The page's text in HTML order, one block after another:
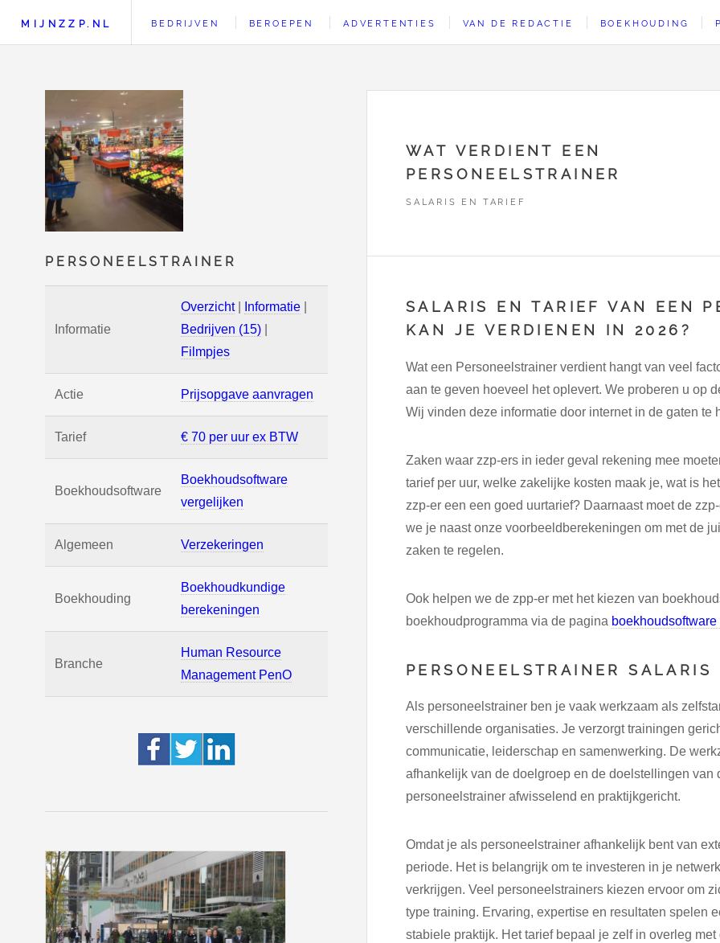
PERSONEELSTRAINER
Informatie
Overzicht| Informatie
Bedrijven (15)
Filmpjes
Actie Prijsopgave aanvragen
Tarief € 70 per uur ex BTW
Boekhoudsoftware
Boekhoudsoftware
vergelijken
Algemeen Verzekeringen
Boekhouding
Boekhoudkundige
berekeningen
Branche
Human Resource
Management PenO
MIJNZZP.NL BEDRIJVEN BEROEPEN ADVERTENTIES VAN DE REDACTIE BOEKHOUDING
WAT VERDIENT EEN
PERSONEELSTRAINER
SALARIS EN TARIEF
SALARIS EN TARIEF VAN EEN
KAN JE VERDIENEN IN 2026?
Wat een Personeelstrainer verdient hangt van veel
aan te geven hoeveel het oplevert. We proberen u op
Wij vinden deze informatie door internet in de gaten te
Zaken waar zzp-ers in ieder geval rekening mee
tarief per uur, welke zakelijke kosten maak je, wat is
zzp-er een een goed uurtarief? Daarnaast moet de
we je naast onze voorbeeldberekeningen om met de
zaken te regelen.
Ook helpen we de zpp-er met het kiezen van
boekhoudprogramma via de pagina
PERSONEELSTRAINER SALARIS
Als personeelstrainer ben je vaak werkzaam als
verschillende organisaties. Je verzorgt trainingen
communicatie, leiderschap en samenwerking. De
afhankelijk van de doelgroep en de doelstellingen van
personeelstrainer afwisselend en praktijkgericht.
Omdat je als personeelstrainer afhankelijk bent van
periode. Het is belangrijk om te investeren in je
verkrijgen. Veel personeelstrainers kiezen ervoor om
type training. Ervaring, expertise en resultaten spelen
stabiele praktijk. Het tarief bepaal je zelf in overleg met